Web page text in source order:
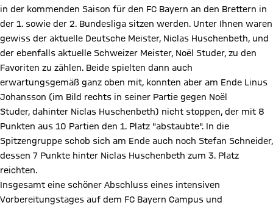
in der kommenden Saison für den FC Bayern an den Brettern in
der 1. sowie der 2. Bundesliga sitzen werden. Unter Ihnen waren
gewiss der aktuelle Deutsche Meister, Niclas Huschenbeth, und
der ebenfalls aktuelle Schweizer Meister, Noël Studer, zu den
Favoriten zu zählen. Beide spielten dann auch
erwartungsgemäß ganz oben mit, konnten aber am Ende Linus
Johansson (im Bild rechts in seiner Partie gegen Noël
Studer, dahinter Niclas Huschenbeth) nicht stoppen, der mit 8
Punkten aus 10 Partien den 1. Platz "abstaubte". In die
Spitzengruppe schob sich am Ende auch noch Stefan Schneider,
dessen 7 Punkte hinter Niclas Huschenbeth zum 3. Platz
reichten.
Insgesamt eine schöner Abschluss eines intensiven
Vorbereitungstages auf dem FC Bayern Campus und